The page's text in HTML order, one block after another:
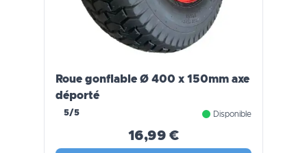
Roue gonflable Ø 400 x 150mm axe
déporté
5/5 Disponible
16,99 €